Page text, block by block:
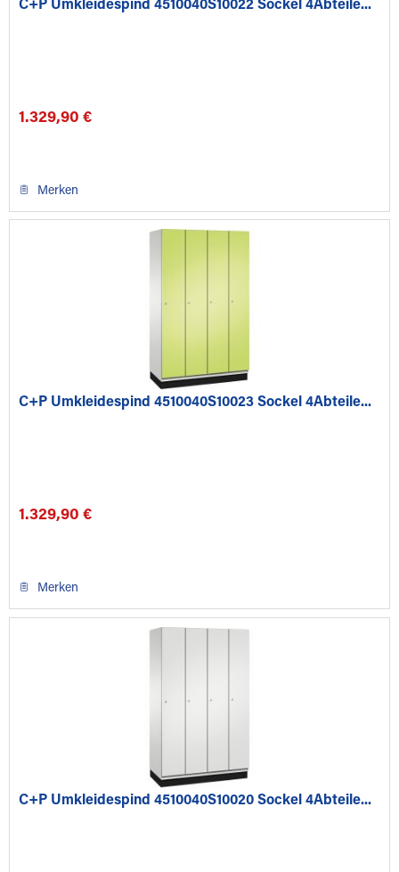
C+P Umkleidespind 4510040S10022 Sockel 4Abteile...
1.329,90 €
Merken
C+P Umkleidespind 4510040S10023 Sockel 4Abteile...
1.329,90 €
Merken
C+P Umkleidespind 4510040S10020 Sockel 4Abteile...